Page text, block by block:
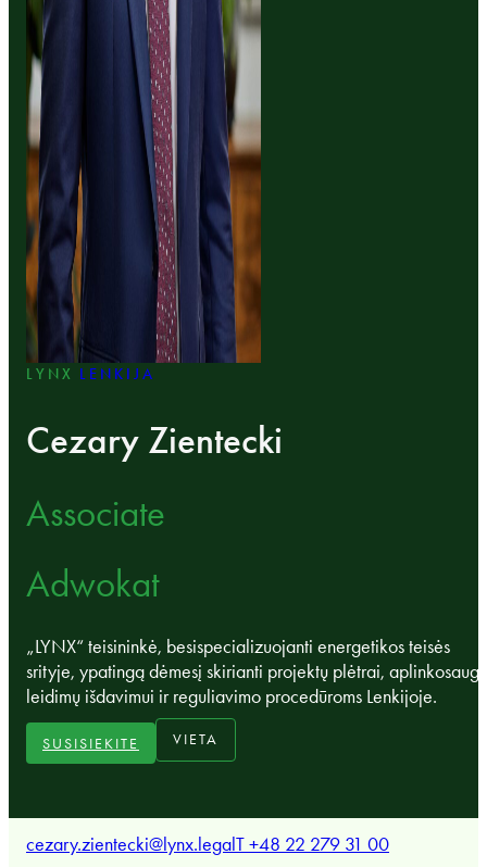
LYNX LENKIJA
Cezary Zientecki
Associate
Adwokat
„LYNX“ teisininkė, besispecializuojanti energetikos teisės
srityje, ypatingą dėmesį skirianti projektų plėtrai,
leidimų išdavimui ir reguliavimo procedūroms Lenkijoje.
SUSISIEKITE VIETA
cezary.zientecki@lynx.legalT +48 22 279 31 00